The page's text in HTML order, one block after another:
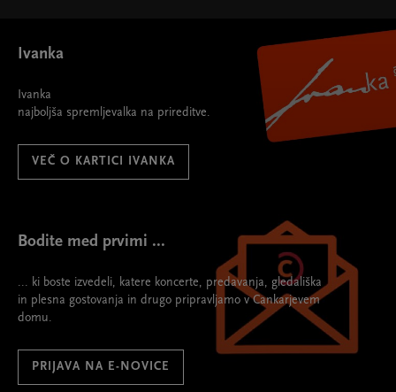
Ivanka
Ivanka
najboljša spremljevalka na prireditve.
VEČ O KARTICI IVANKA
Bodite med prvimi ...
... ki boste izvedeli, katere koncerte, predavanja, gledališka
in plesna gostovanja in drugo pripravljamo v Cankarjevem
domu.
PRIJAVA NA E-NOVICE